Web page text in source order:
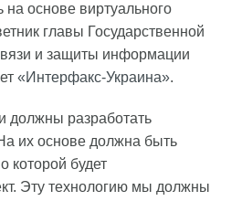
на основе виртуального
главы Государственной
и защиты информации
«Интерфакс-Украина».
должны разработать
их основе должна быть
которой будет
Эту технологию мы должны